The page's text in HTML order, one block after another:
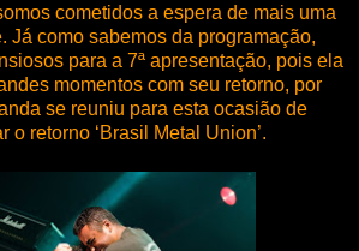
cometidos a espera de mais uma
Já como sabemos da programação,
para a 7ª apresentação, pois ela
momentos com seu retorno, por
se reuniu para esta ocasião de
o retorno ‘Brasil Metal Union’.